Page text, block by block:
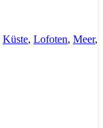
Küste, Lofoten, Meer,